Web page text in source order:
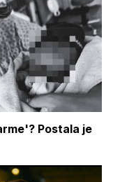
Postala je